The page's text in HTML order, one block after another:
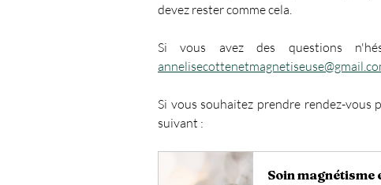
devez rester comme cela.
Si vous souhaitez prendre rendez-vous
suivant :
Soin magnétisme